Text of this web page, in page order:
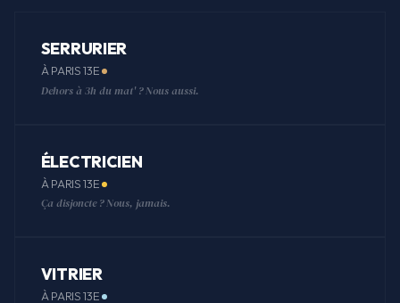
SERRURIER
À PARIS 13E
Dehors à 3h du mat' ? Nous aussi.
ÉLECTRICIEN
À PARIS 13E
Ça disjoncte ? Nous, jamais.
VITRIER
À PARIS 13E